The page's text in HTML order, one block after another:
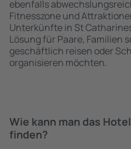
ebenfalls
Fitnesszone und
Unterkünfte in St
Lösung für Paare, Familien
geschäftlich reisen oder
organisieren möchten.
Wie kann man das
finden?